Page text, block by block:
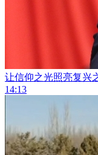
让信仰之光照亮复
14:13